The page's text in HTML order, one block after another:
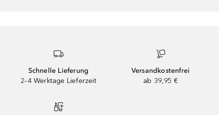
Schnelle Lieferung
2–4 Werktage Lieferzeit
Versandkostenfrei
ab 39,95 €